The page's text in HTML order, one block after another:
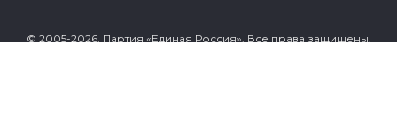
© 2005-2026, Партия «Единая Россия». Все права защищены.